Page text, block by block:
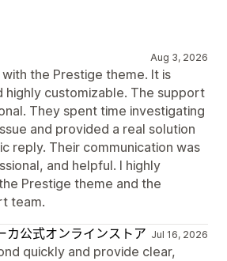
Aug 3, 2026
the Prestige theme. It is
highly customizable. The support
They spent time investigating
and provided a real solution
reply. Their communication was
and helpful. I highly
Prestige theme and the
team.
カ公式オンラインストア Jul 16, 2026
quickly and provide clear,